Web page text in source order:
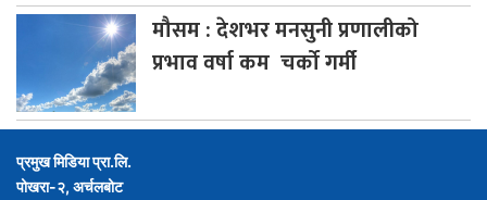
मौसम: देशभर मनसुनी प्रणालीको
प्रभाव वर्षा कम चर्को गर्मी
प्रमुख मिडिया प्रा.लि.
पोखरा-२, अर्चलबोट